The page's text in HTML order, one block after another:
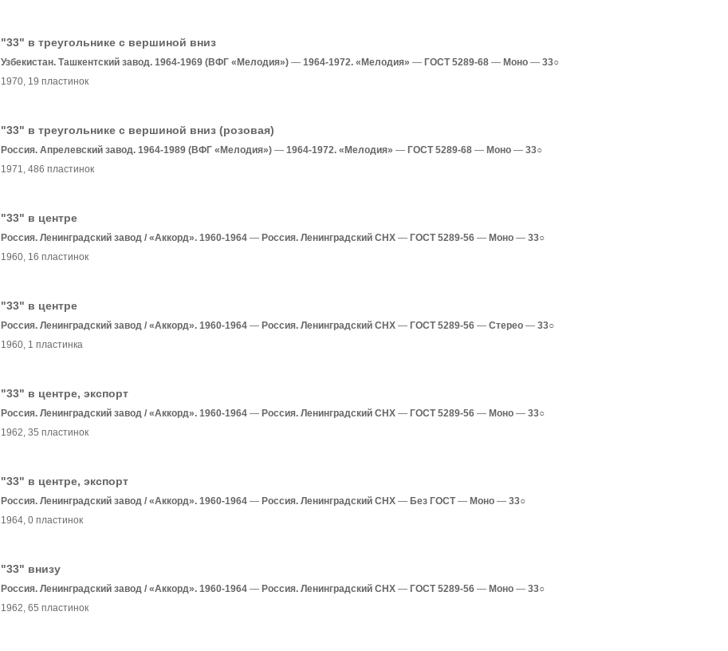
"33" в треугольнике с вершиной вниз
Узбекистан. Ташкентский завод. 1964-1969 (ВФГ «Мелодия») — 1964-1972. «Мелодия» — ГОСТ 5289-68 — Моно — 33○
1970, 19 пластинок
"33" в треугольнике с вершиной вниз (розовая)
Россия. Апрелевский завод. 1964-1989 (ВФГ «Мелодия») — 1964-1972. «Мелодия» — ГОСТ 5289-68 — Моно — 33○
1971, 486 пластинок
"33" в центре
Россия. Ленинградский завод / «Аккорд». 1960-1964 — Россия. Ленинградский СНХ — ГОСТ 5289-56 — Моно — 33○
1960, 16 пластинок
"33" в центре
Россия. Ленинградский завод / «Аккорд». 1960-1964 — Россия. Ленинградский СНХ — ГОСТ 5289-56 — Стерео — 33○
1960, 1 пластинка
"33" в центре, экспорт
Россия. Ленинградский завод / «Аккорд». 1960-1964 — Россия. Ленинградский СНХ — ГОСТ 5289-56 — Моно — 33○
1962, 35 пластинок
"33" в центре, экспорт
Россия. Ленинградский завод / «Аккорд». 1960-1964 — Россия. Ленинградский СНХ — Без ГОСТ— Моно — 33○
1964, 0 пластинок
"33" внизу
Россия. Ленинградский завод / «Аккорд». 1960-1964 — Россия. Ленинградский СНХ — ГОСТ 5289-56 — Моно — 33○
1962, 65 пластинок